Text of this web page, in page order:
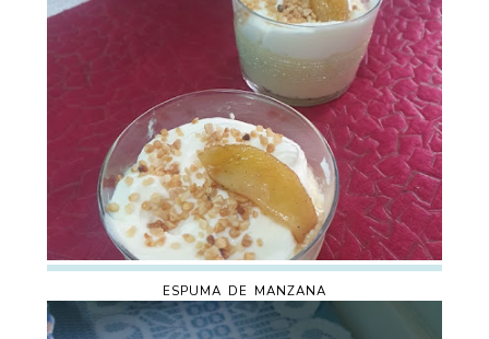
ESPUMA DE MANZANA